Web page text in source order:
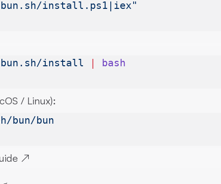
install.ps1|iex"
install | bash
/ Linux):
bun/bun
↗